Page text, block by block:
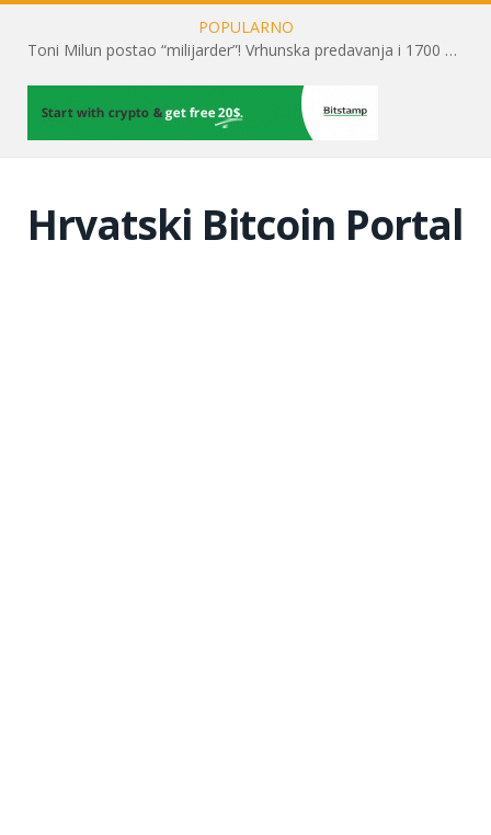
POPULARNO
Toni Milun postao “milijarder”! Vrhunska predavanja i 1700 posjetitelja obilježili su mjesec financijske pismenosti
Hrvatski Bitcoin Portal